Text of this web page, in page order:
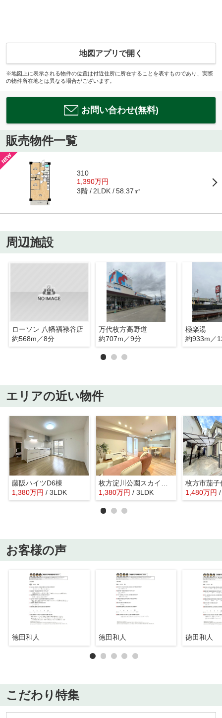
地図アプリで開く
※地図上に表示される物件の位置は付近住所に所在することを表すものであり、実際
の物件所在地とは異なる場合がございます。
お問い合わせ(無料)
販売物件一覧
310
1,390万円
3階 2LDK 58.37㎡
周辺施設
ローソン 八幡福禄谷店
約568m／8分
万代枚方高野道
約707m／9分
極楽湯
約933m／
エリアの近い物件
藤阪ハイツD6棟
1,380万円 / 3LDK
枚方淀川公園スカイハイツ
1,380万円 / 3LDK 1,480万円
お客様の声
徳田和人 徳田和人 徳田和人
こだわり特集